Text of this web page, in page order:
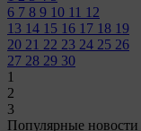
6 7 8 9 10 11 12
13 14 15 16 17 18 19
20 21 22 23 24 25 26
27 28 29 30
1
2
3
Популярные новости